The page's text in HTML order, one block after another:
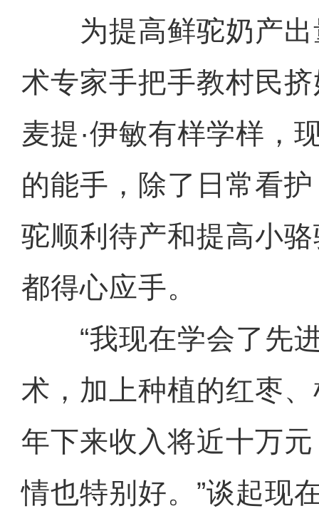
为提高鲜驼奶产出
术专家手把手教村民
麦提·伊敏有样学样，
的能手，除了日常看
驼顺利待产和提高小
都得心应手。
“我现在学会了先进
术，加上种植的红枣
年下来收入将近十万
情也特别好。”谈起现